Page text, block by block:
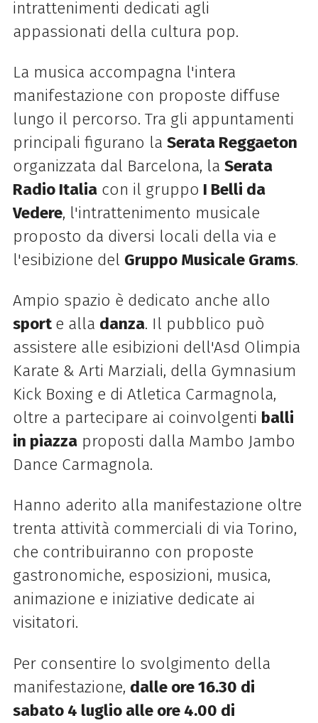
intrattenimenti dedicati agli
appassionati della cultura pop.
La musica accompagna l'intera
manifestazione con proposte diffuse
lungo il percorso. Tra gli appuntamenti
principali figurano la Serata Reggaeton
organizzata dal Barcelona, la Serata
Radio Italiacon il gruppo I Belli da
Vedere, l'intrattenimento musicale
proposto da diversi locali della via e
l'esibizione del Gruppo Musicale Grams.
Ampio spazio è dedicato anche allo
sport e alla danza. Il pubblico può
assistere alle esibizioni dell'Asd Olimpia
Karate & Arti Marziali, della Gymnasium
Kick Boxing e di Atletica Carmagnola,
oltre a partecipare ai coinvolgenti balli
in piazzaproposti dalla Mambo Jambo
Dance Carmagnola.
Hanno aderito alla manifestazione oltre
trenta attività commerciali di via Torino,
che contribuiranno con proposte
gastronomiche, esposizioni, musica,
animazione e iniziative dedicate ai
visitatori.
Per consentire lo svolgimento della
manifestazione, dalle ore 16.30 di
sabato 4 luglio alle ore 4.00 di